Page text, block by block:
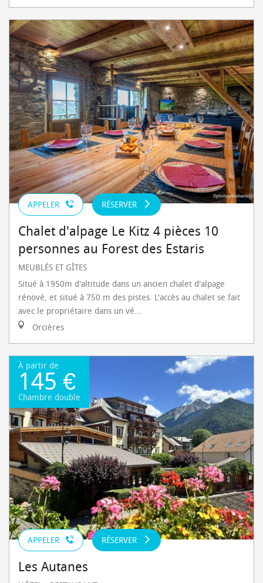
APPELER RÉSERVER
Chalet d'alpage Le Kitz 4 pièces 10
personnes au Forest des Estaris
MEUBLÉS ET GÎTES
Situé à 1950m d'altitude dans un ancien chalet d'alpage
rénové, et situé à 750 m des pistes. L'accès au chalet se fait
avec le propriétaire dans un vé...
Orcières
À partir de
145 €
Chambre double
APPELER RÉSERVER
Les Autanes